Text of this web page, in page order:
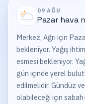
09 AĞU
Pazarhava
Merkez, Ağrı için
bekleniyor. Yağış
esmesi bekleniyor.
gün içinde yerel
edilmelidir. Gündüz ve
olabileceği için